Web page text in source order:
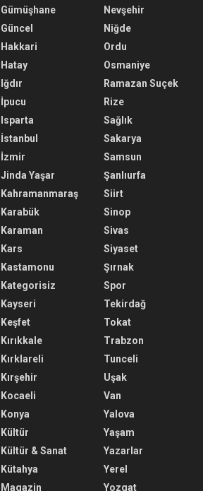
Gümüşhane
Güncel
Hakkari
Hatay
Iğdır
İpucu
Isparta
İstanbul
İzmir
Jinda Yaşar
Kahramanmaraş
Karabük
Karaman
Kars
Kastamonu
Kategorisiz
Kayseri
Keşfet
Kırıkkale
Kırklareli
Kırşehir
Kocaeli
Konya
Kültür
Kültür & Sanat
Kütahya
Magazin
Nevşehir
Niğde
Ordu
Osmaniye
Ramazan Suçek
Rize
Sağlık
Sakarya
Samsun
Şanlıurfa
Siirt
Sinop
Sivas
Siyaset
Şırnak
Spor
Tekirdağ
Tokat
Trabzon
Tunceli
Uşak
Van
Yalova
Yaşam
Yazarlar
Yerel
Yozgat